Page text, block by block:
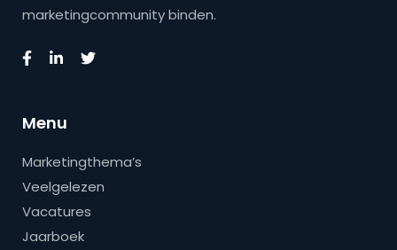
marketingcommunity binden.
Menu
Marketingthema’s
Veelgelezen
Vacatures
Jaarboek